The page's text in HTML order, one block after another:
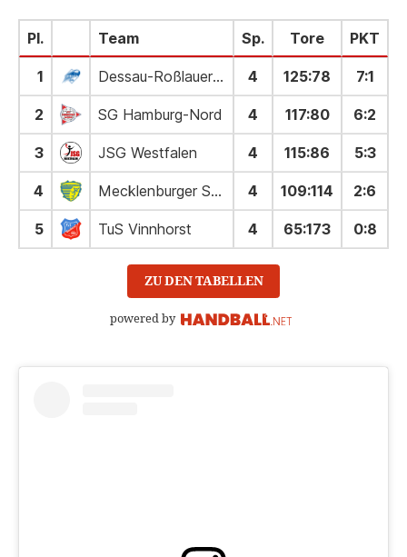
Pl. Team Sp. Tore PKT
1 Dessau-Roßlauer Handballverein 06 4 125:78 7:1
2 SG Hamburg-Nord 4 117:80 6:2
3 JSG Westfalen 4 115:86 5:3
4 Mecklenburger Stiere Schwerin 4 109:114 2:6
5 TuS Vinnhorst 4 65:173 0:8
ZU DEN TABELLEN
powered by